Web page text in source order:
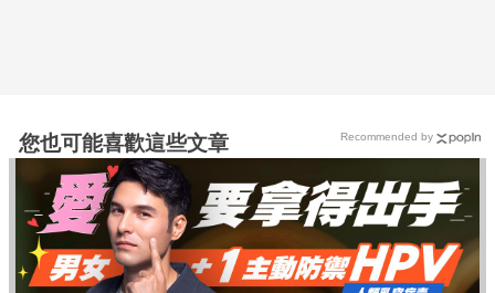
您也可能喜歡這些文章 Recommended by